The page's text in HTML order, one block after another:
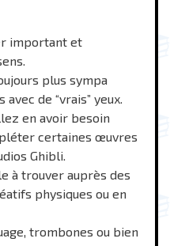
important et
plus sympa
avec de “vrais” yeux.
en avoir besoin
certaines œuvres
Ghibli.
à trouver auprès des
physiques ou en
trombones ou bien